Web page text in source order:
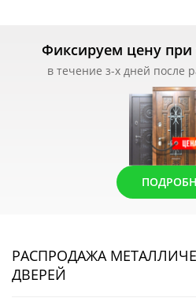
Фиксируем цену при
в течение з-х дней после
РАСПРОДАЖА
ДВЕРЕЙ